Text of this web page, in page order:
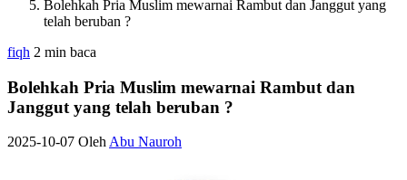
Bolehkah Pria Muslim mewarnai Rambut dan Janggut yang
telah beruban ?
fiqh 2 min baca
Bolehkah Pria Muslim mewarnai Rambut dan
Janggut yang telah beruban ?
2025-10-07 OlehAbu Nauroh